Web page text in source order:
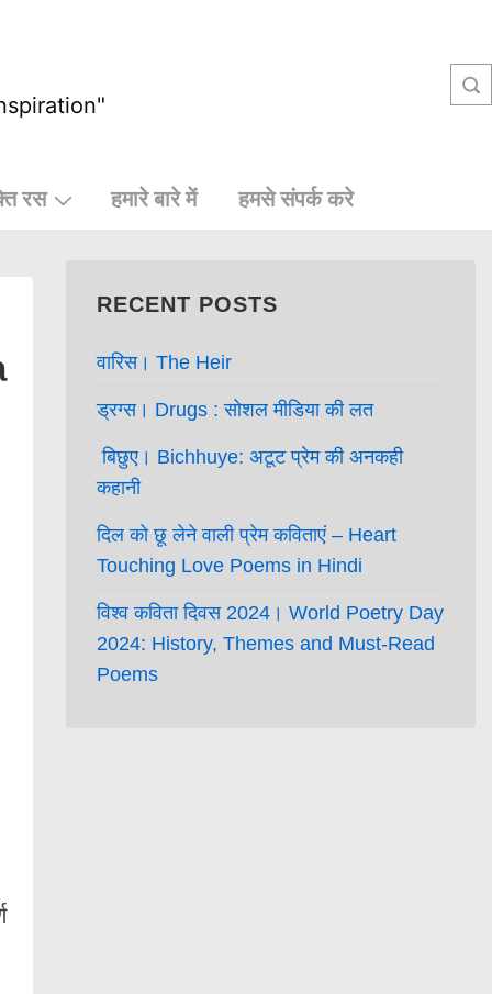
रस हमारे बारे में हमसे संपर्क करे
RECENT POSTS
वारिस। The Heir
ड्रग्स। Drugs : सोशल मीडिया की लत
बिछुए। Bichhuye: अटूट प्रेम की अनकही
कहानी
दिल को छू लेने वाली प्रेम कविताएं – Heart
Touching Love Poems in Hindi
विश्व कविता दिवस 2024। World Poetry Day
2024: History, Themes and Must-Read
Poems